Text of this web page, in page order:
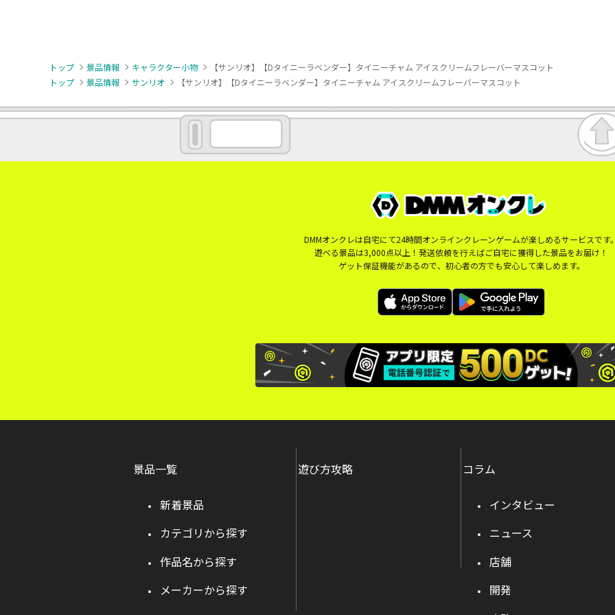
トップ 景品情報 キャラクター小物
【サンリオ】【Dタイニーラベンダー】タイニーチャム アイスクリームフレーバーマスコット
トップ
景品情報 サンリオ 【サンリオ】【Dタイニーラベンダー】タイニーチャム アイスクリームフレーバーマスコット
DMMオンクレは自宅にて24時間オンラインクレーンゲームが楽しめるサービスです
遊べる景品は3,000点以上！発送依頼を行えばご自宅に獲得した景品をお届け！
ゲット保証機能があるので、初心者の方でも安心して楽しめます。
景品一覧
新着景品
カテゴリから探す
作品名から探す
メーカーから探す
遊び方攻略 コラム
インタビュー
ニュース
店舗
開発